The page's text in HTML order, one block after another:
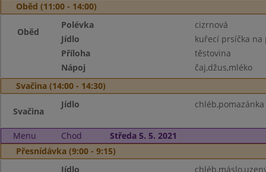
Oběd (11:00 - 14:00)
Oběd
Polévka
cizrnová
Jídlo
kuřecí prsíčka na
Příloha
těstovina
Nápoj
čaj,džus,mléko
Svačina (14:00 - 14:30)
Svačina
Jídlo
Menu Chod
Středa 5. 5. 2021
Přesnídávka (9:00 - 9:15)
Jídlo